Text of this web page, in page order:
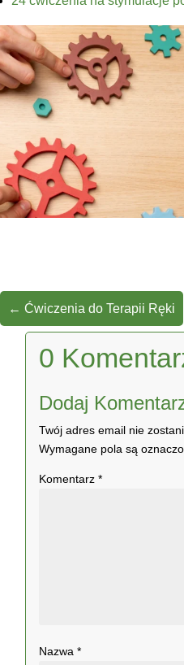
← Ćwiczenia do Terapii Ręki
0
Dodaj
Twój adres email nie
Wymagane pola są
Komentarz*
Nazwa*